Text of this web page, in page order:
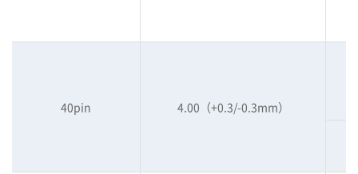
40pin 4.00（+0.3/-0.3mm）